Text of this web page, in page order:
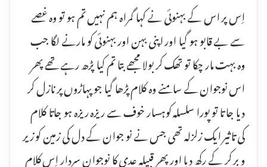
اِس پر اس کے بہنوئی نے کہا گمراہ ہم نہیں تم ہو تو وہ غصے
سے بے قابو ہو گیا اور اپنی بہن اور بہنوئی کو مارنے لگا جب
وہ بہت مار چکا تو تھک کر بولا مجھے بتا تم کیا پڑھ رہے تھے پھر
اس نوجوان کے سامنے وہ کلام پڑھا گیا جو پہاڑوں پر نازل کر
دیا جا تا تو پورا سلسلہ کوہسار خوف سے ریزہ ریزہ ہو جاتا کلام
کی تاثیر ایک زلزلہ تھی جس نے نو جوان کے دل کی زمین کو زیر
و بر کر کے رکھ دیا اور پھر قبیلہ عدی کا نوجوان سردار اِس کلام